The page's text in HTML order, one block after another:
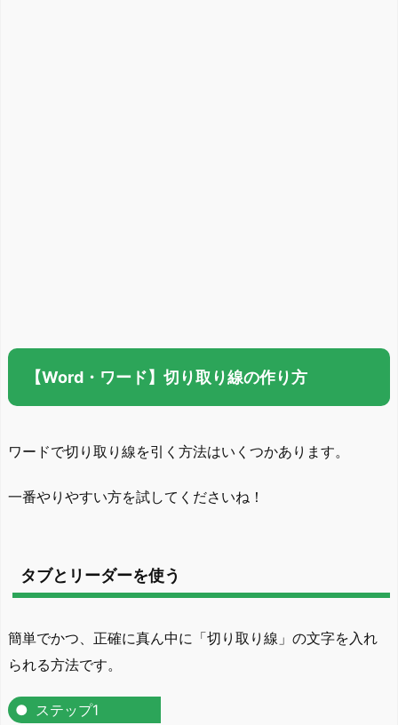
【Word・ワード】切り取り線の作り方
ワードで切り取り線を引く方法はいくつかあります。
一番やりやすい方を試してくださいね！
タブとリーダーを使う
簡単でかつ、正確に真ん中に「切り取り線」の文字を入れ
られる方法です。
ステップ1